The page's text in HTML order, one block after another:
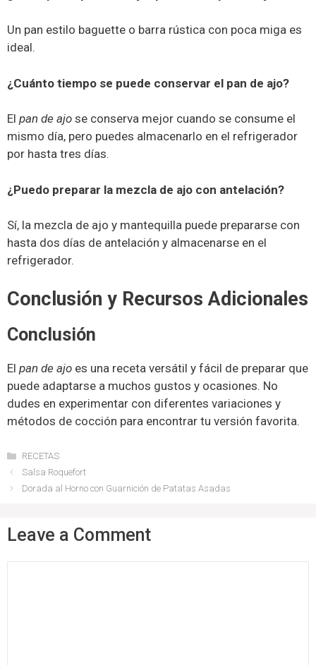
Un pan estilo baguette o barra rústica con poca miga es
ideal.
¿Cuánto tiempo se puede conservar el pan de ajo?
El pan de ajo se conserva mejor cuando se consume el
mismo día, pero puedes almacenarlo en el refrigerador
por hasta tres días.
¿Puedo preparar la mezcla de ajo con antelación?
Sí, la mezcla de ajo y mantequilla puede prepararse con
hasta dos días de antelación y almacenarse en el
refrigerador.
Conclusión y Recursos Adicionales
Conclusión
El pan de ajo es una receta versátil y fácil de preparar que
puede adaptarse a muchos gustos y ocasiones. No
dudes en experimentar con diferentes variaciones y
métodos de cocción para encontrar tu versión favorita.
Categories
RECETAS
Salsa Roquefort
Dorada al Horno con Guarnición de Patatas Asadas
Leave a Comment